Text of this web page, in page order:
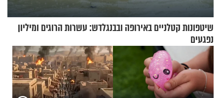
שיטפונות קטלניים באירופה ובבנגלדש: עשרות הרוגים ומיליון
נפגעים